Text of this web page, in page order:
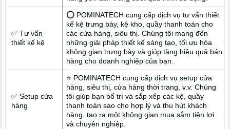
✅ Tư vấn
thiết kế kệ
⭕ POMINATECH cung cấp dịch vụ tư vấn thiết
kế kệ trưng bày, kệ kho, quầy thanh toán cho
các cửa hàng, siêu thị. Chúng tôi mang đến
những giải pháp thiết kế sáng tạo, tối ưu hóa
không gian trưng bày và giúp tăng hiệu quả bán
hàng cho doanh nghiệp của bạn.
✅ Setup cửa
hàng
⭐ POMINATECH cung cấp dịch vụ setup cửa
hàng, siêu thị, cửa hàng thời trang, v.v. Chúng
tôi giúp bạn bố trí và sắp xếp các kệ, quầy
thanh toán sao cho hợp lý và thu hút khách
hàng, tạo ra một không gian mua sắm tiện lợi
và chuyên nghiệp.